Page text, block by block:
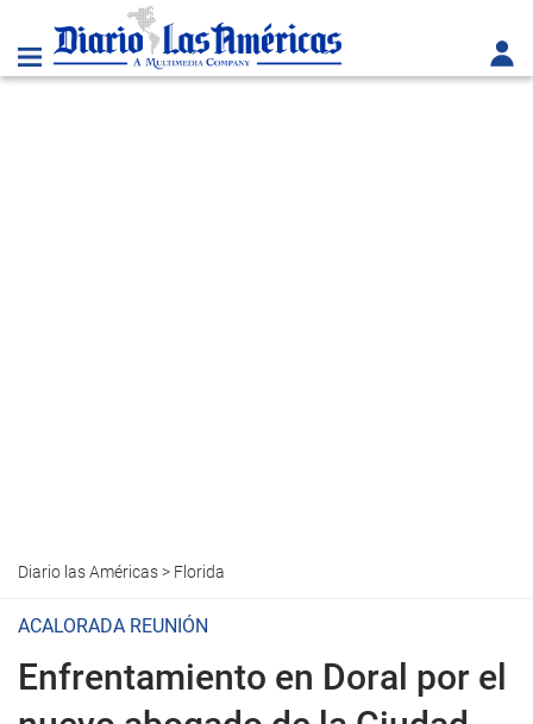
Diario las Américas> Florida
ACALORADA REUNIÓN
Enfrentamiento en Doral por el